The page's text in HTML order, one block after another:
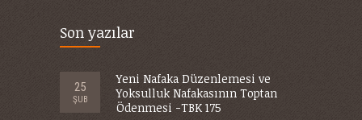
Son yazılar
25
ŞUB
Yeni Nafaka Düzenlemesi ve
Yoksulluk Nafakasının Toptan
Ödenmesi -TBK 175